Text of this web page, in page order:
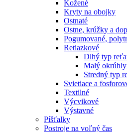
Kožené
Kryty na obojky
Ostnaté
Ostne, krúžky a
Pogumované,
Retiazkové
Dlhý typ
Malý
Stredný typ
Svietiace a
Textilné
Výcvikové
Výstavné
Píšťalky
Postroje na voľný čas